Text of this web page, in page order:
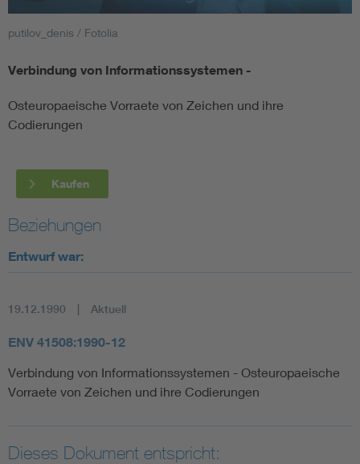
Smart Cities
DKE Fachinformationen im Kontext der Normung
Blitzschutz: DIN EN 62305 in der Übersicht
DIN VDE 0100 für sichere Elektroinstallationen
Elektrofachkraft (EFK)
putilov_denis / Fotolia
Verbindung von Informationssystemen -
Osteuropaeische Vorraete von Zeichen und ihre
Codierungen
Kaufen
Beziehungen
Entwurf war:
19.12.1990 Aktuell
ENV 41508:1990-12
Verbindung von Informationssystemen - Osteuropaeische
Vorraete von Zeichen und ihre Codierungen
Dieses Dokument entspricht: